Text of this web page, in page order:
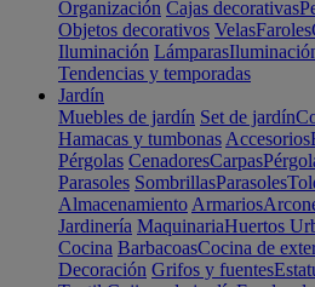
Organización Cajas decorativas
Objetos decorativos VelasFaroles
Iluminación Lámparas
Tendencias y temporadas
Jardín
Muebles de jardín Set de jardín
Hamacas y tumbonas Accesorios
Pérgolas CenadoresCarpas
Parasoles SombrillasParasoles
Almacenamiento Armarios
Jardinería MaquinariaHuertos
Cocina BarbacoasCocina de
Decoración Grifos y fuentes